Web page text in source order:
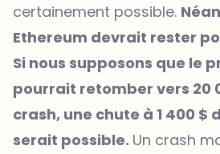
certainement possible.
Ethereum devrait rester
Si nous supposons que le
pourrait retomber vers 20
crash, une chute à 1 400 $
serait possible. Un crash